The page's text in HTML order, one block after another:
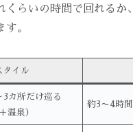
くらいの時間で回れるか、
す。
タイル
3カ所だけ巡る
温泉）
約3〜4時間